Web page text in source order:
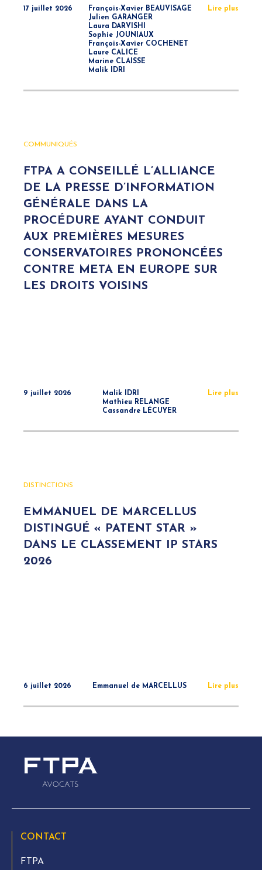
17 juillet 2026
François-Xavier BEAUVISAGE
Julien GARANGER
Laura DARVISHI
Sophie JOUNIAUX
François-Xavier COCHENET
Laure CALICE
Marine CLAISSE
Malik IDRI
Lire plus
COMMUNIQUÉS
FTPA A CONSEILLÉ L’ALLIANCE
DE LA PRESSE D’INFORMATION
GÉNÉRALE DANS LA
PROCÉDURE AYANT CONDUIT
AUX PREMIÈRES MESURES
CONSERVATOIRES PRONONCÉES
CONTRE META EN EUROPE SUR
LES DROITS VOISINS
9 juillet 2026
Malik IDRI
Mathieu RELANGE
Cassandre LÉCUYER
Lire plus
DISTINCTIONS
EMMANUEL DE MARCELLUS
DISTINGUÉ « PATENT STAR »
DANS LE CLASSEMENT IP STARS
2026
6 juillet 2026 Emmanuel de MARCELLUS Lire plus
CONTACT
FTPA